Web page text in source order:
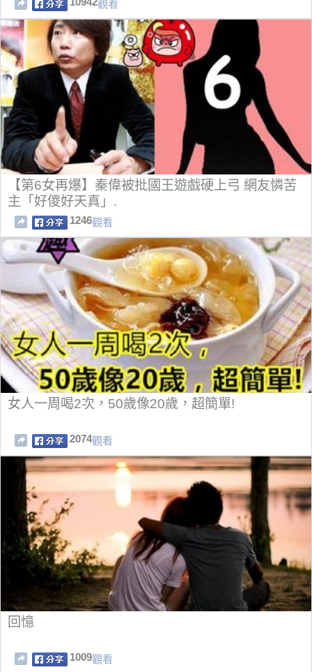
觀看
【第6女再爆】秦偉被批國王遊戲硬上弓 網友憐苦
主「好儍好天真」.
1246觀看
女人一周喝2次，50歲像20歲，超簡單!
2074觀看
回憶
1009觀看